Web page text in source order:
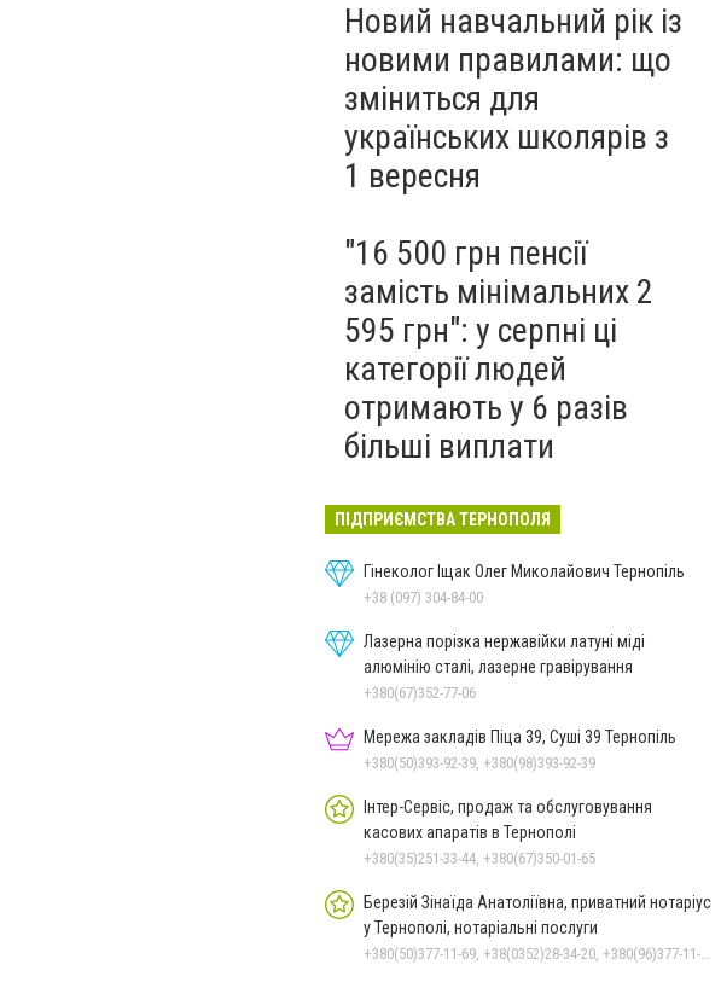
Новий навчальний рік із
новими правилами: що
зміниться для
українських школярів з
1 вересня
"16 500 грн пенсії
замість мінімальних 2
595 грн": у серпні ці
категорії людей
отримають у 6 разів
більші виплати
ПІДПРИЄМСТВА ТЕРНОПОЛЯ
Гінеколог Іщак Олег Миколайович Тернопіль
+38 (097) 304-84-00
Лазерна порізка нержавійки латуні міді
алюмінію сталі, лазерне гравірування
+380(67)352-77-06
Мережа закладів Піца 39, Суші 39 Тернопіль
+380(50)393-92-39, +380(98)393-92-39
Інтер-Сервіс, продаж та обслуговування
касових апаратів в Тернополі
+380(35)251-33-44, +380(67)350-01-65
Березій Зінаїда Анатоліївна, приватний нотаріус
у Тернополі, нотаріальні послуги
+380(50)377-11-69, +38(0352)28-34-20, +380(96)377-11-69